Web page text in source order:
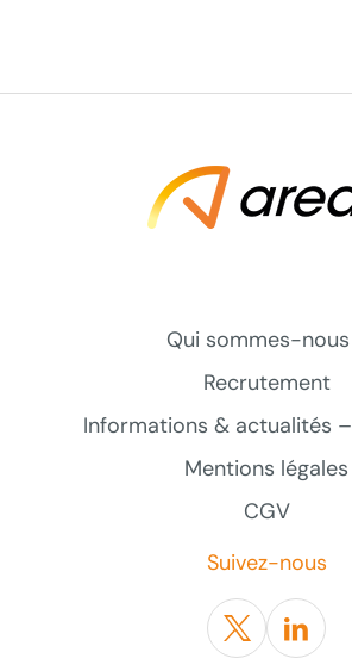
Qui sommes-
Recrutement
Informations & actualités
Mentions légales
CGV
Suivez-nous
Twitter